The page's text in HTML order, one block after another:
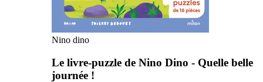
Nino dino
Le livre-puzzle de Nino Dino - Quelle belle
journée !